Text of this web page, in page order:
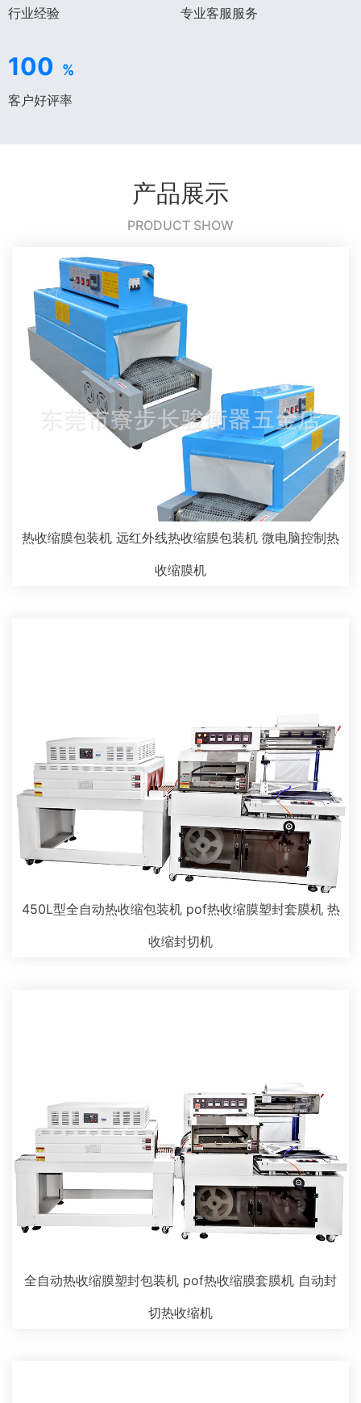
行业经验 专业客服服务
100 %
客户好评率
产品展示
PRODUCT SHOW
热收缩膜包装机 远红外线热收缩膜包装机 微电脑控制热
收缩膜机
450L型全自动热收缩包装机 pof热收缩膜塑封套膜机 热
收缩封切机
全自动热收缩膜塑封包装机 pof热收缩膜套膜机 自动封
切热收缩机